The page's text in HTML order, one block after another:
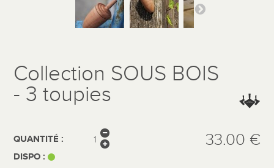
Collection SOUS BOIS
- 3 toupies
QUANTITÉ :
DISPO :
33.00 €